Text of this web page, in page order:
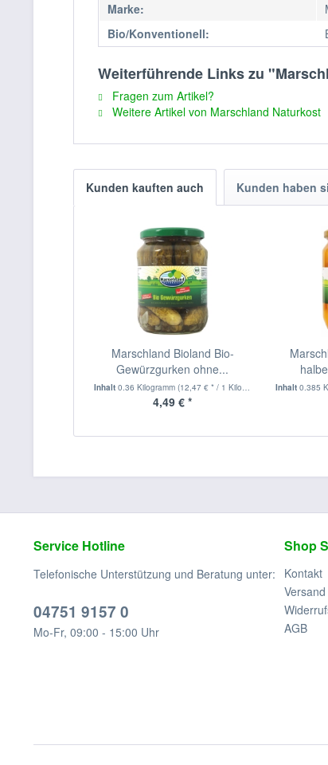
Marke:
Bio/Konventionell:
Weiterführende Links zu
Fragen zum Artikel?
Weitere Artikel von Marschland Naturkost
Kunden kauften auch Kunden haben
Marschland Bioland Bio-
Gewürzgurken ohne...
Inhalt 0.36 Kilogramm (12,47 € * / 1 Kilogramm)
4,49 € *
Inhalt 0.385
Service Hotline
Telefonische Unterstützung und Beratung unter:
04751 9157 0
Mo-Fr, 09:00 - 15:00 Uhr
Shop
Kontakt
AGB